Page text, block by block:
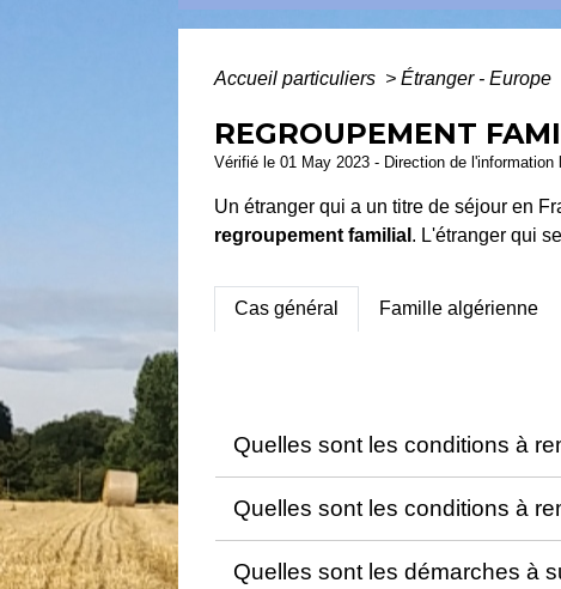
Accueil particuliers > Étranger - Europe
REGROUPEMENT
Vérifié le 01 May 2023 - Direction de
Un étranger qui a un titre de séjour en
regroupement familial . L'étranger qui
Cas général Famille algérienne
Quelles sont les conditions à
Quelles sont les conditions à
Quelles sont les démarches à